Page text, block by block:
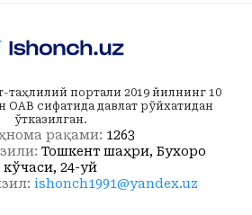
таҳлилий портали 2019 йилнинг 10
ОАВ сифатида давлат рўйхатидан
ўтказилган.
рақами: 1263
Тошкент шаҳри, Бухоро
кўчаси, 24-уй
ishonch1991@yandex.uz